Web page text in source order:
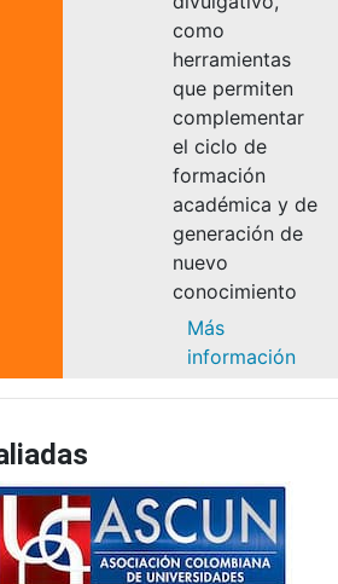
como
herramientas
que permiten
complementar
el ciclo de
formación
académica y de
generación de
nuevo
conocimiento
Más
información